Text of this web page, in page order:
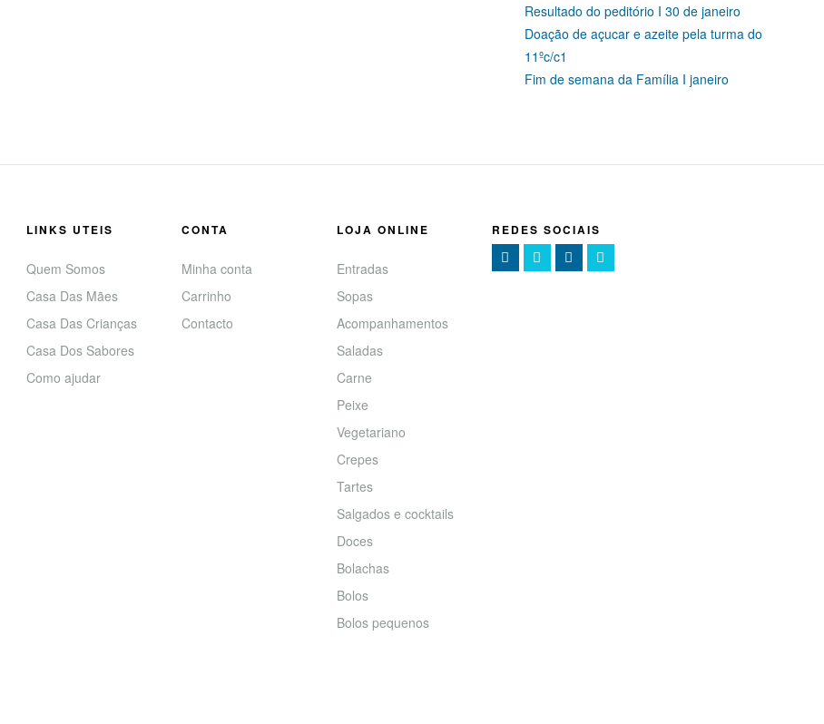
Resultado do peditório I 30 de janeiro
Doação de açucar e azeite pela turma do
11ºc/c1
Fim de semana da Família I janeiro
LINKS UTEIS
Quem Somos
Casa Das Mães
Casa Das Crianças
Casa Dos Sabores
Como ajudar
CONTA
Minha conta
Carrinho
Contacto
LOJA ONLINE
Entradas
Sopas
Acompanhamentos
Saladas
Carne
Peixe
Vegetariano
Crepes
Tartes
Salgados e cocktails
Doces
Bolachas
Bolos
Bolos pequenos
REDES SOCIAIS